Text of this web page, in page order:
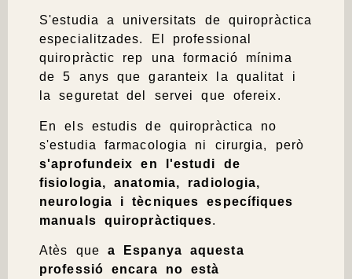
S'estudia a universitats de quiropràctica
especialitzades. El professional
quiropràctic rep unaformació mínima
de 5 anys que garanteix la qualitat i
la seguretat del servei que ofereix.
En els estudis de quiropràctica no
s'estudia farmacologia ni cirurgia, però
s'aprofundeix en l'estudi de
fisiologia, anatomia, radiologia,
neurologia i tècniques específiques
manuals quiropràctiques.
Atès que a Espanya aquesta
professió encara no està